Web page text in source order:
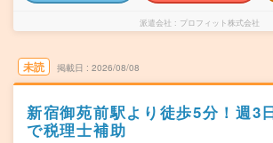
派遣会社 プロフィット株式会社
未読 掲載日 2026/08/08
新宿御苑前駅より徒歩5分！週3
で税理士補助